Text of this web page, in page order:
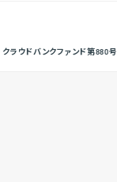
クラウドバンクファンド第880号